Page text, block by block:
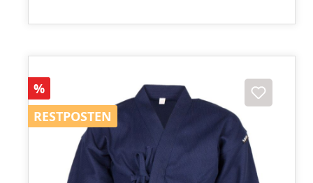
Rabatt
%
RESTPOSTEN
RESTPOSTEN